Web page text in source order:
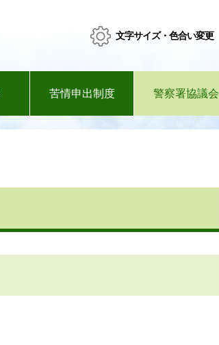
文字サイズ・色合い変更
苦情申出制度 警察署協議会